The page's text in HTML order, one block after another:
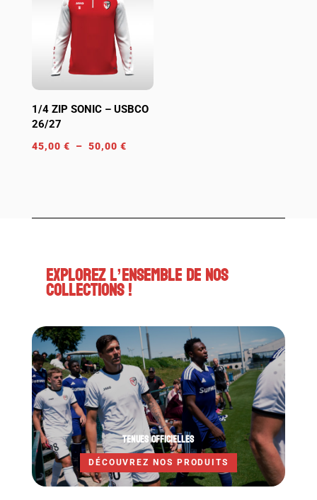
50,00 €
1/4 ZIP SONIC – USBCO
26/27
45,00 € – 50,00 €Plage
à
EXPLOREZ L’ENSEMBLE DE NOS
COLLECTIONS !
TENUES OFFICIELLES
DÉCOUVREZ NOS PRODUITS